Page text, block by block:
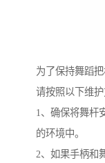
为了保持舞蹈
请按照以下维护
1、确保将舞杆
的环境中。
2、如果手柄和